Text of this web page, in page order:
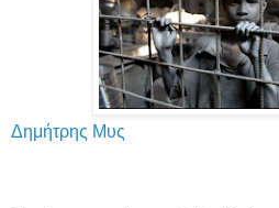
Δημήτρης Μυς